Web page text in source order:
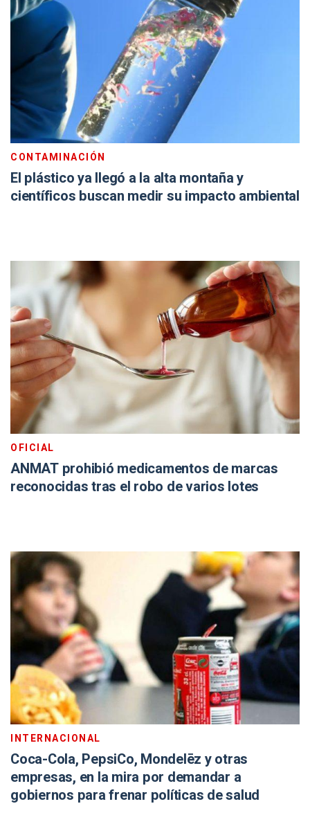
CONTAMINACIÓN
El plástico ya llegó a la alta montaña y
científicos buscan medir su impacto ambiental
OFICIAL
ANMAT prohibió medicamentos de marcas
reconocidas tras el robo de varios lotes
INTERNACIONAL
Coca-Cola, PepsiCo, Mondelēz y otras
empresas, en la mira por demandar a
gobiernos para frenar políticas de salud